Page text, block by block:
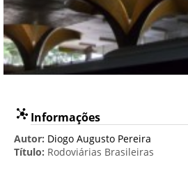
Informações
Autor: Diogo Augusto Pereira
Título: Rodoviárias Brasileiras